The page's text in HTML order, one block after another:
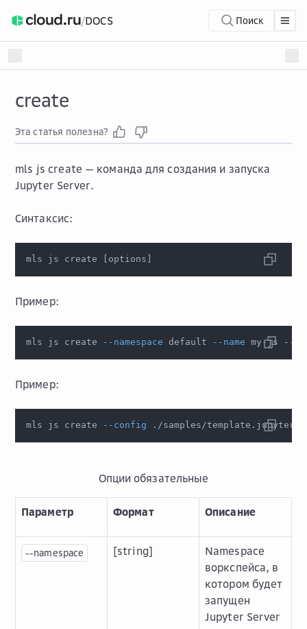
/DOCS Поиск
create
Эта статья полезна?
mls js create — команда для создания и запуска
Jupyter Server.
Синтаксис:
mls js create options
Пример:
mls js create --namespace default --name my-js --
Пример:
mls js create --config ./samples/
Опции обязательные
Параметр Формат Описание
--namespace [string]
Namespace
воркспейса, в
котором будет
запущен
Jupyter Server